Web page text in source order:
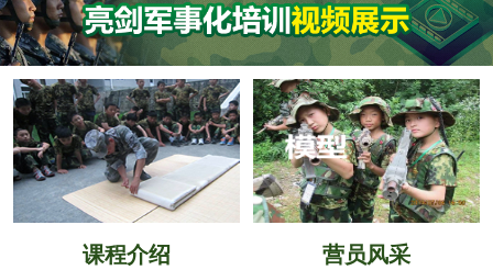
课程介绍 营员风采